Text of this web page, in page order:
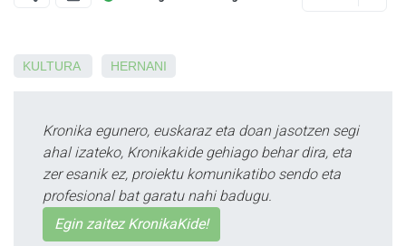
KULTURA HERNANI
Kronika egunero, euskaraz eta doan jasotzen segi
ahal izateko, Kronikakide gehiago behar dira, eta
zer esanik ez, proiektu komunikatibo sendo eta
profesional bat garatu nahi badugu.
Egin zaitez KronikaKide!